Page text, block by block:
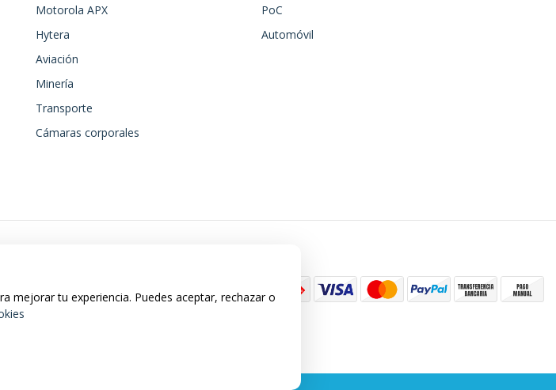
Motorola APX
Hytera
Aviación
Minería
Transporte
Cámaras corporales
PoC
Automóvil
mejorar tu experiencia. Puedes aceptar, rechazar o